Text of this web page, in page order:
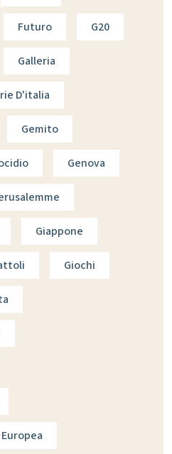
Futuro G20
Galleria
D'italia
Gemito
Genova
Giappone
Giochi